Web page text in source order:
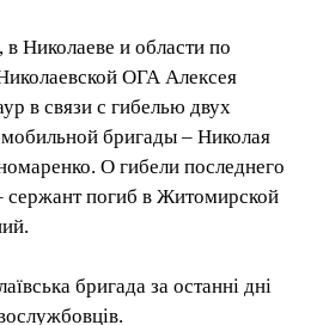
Николаеве и области по
ОГА Алексея
в связи с гибелью двух
бригады – Николая
О гибели последнего
сержант погиб в Житомирской
бригада за останні дні